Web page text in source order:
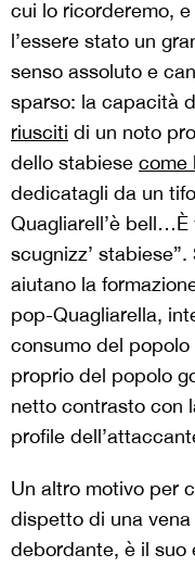
cui lo ricorderemo,
l’essere stato un
senso assoluto e
sparso: la capacità
riusciti di un noto
dello stabiese come
dedicatagli da un
Quagliarell’è bell…È
scugnizz’
aiutano la
pop-Quagliarella,
consumo del
proprio del popolo
netto contrasto con
profile
Un altro motivo per
dispetto di una
debordante, è il suo